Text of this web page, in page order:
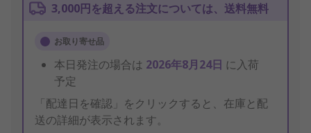
3,000円を超える注文については、送料無料
お取り寄せ品
本日発注の場合は 2026年8月24日 に入荷
予定
「配達日を確認」をクリックすると、在庫と配
送の詳細が表示されます。